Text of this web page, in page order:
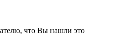
что Вы нашли это